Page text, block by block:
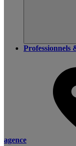
Professionnels
agence